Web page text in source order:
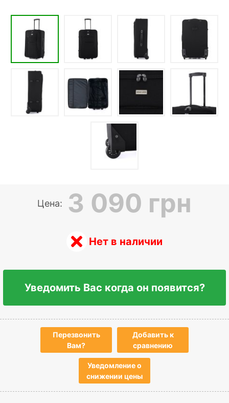
Цена: 3 090 грн
Нет в наличии
Уведомить Вас когда он появится?
Перезвонить
Вам?
Добавить к
сравнению
Уведомление о
снижении цены